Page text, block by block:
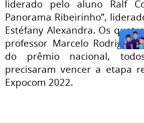
liderado pelo aluno Ralf
Panorama Ribeirinho”,
Estéfany Alexandra. Os
professor Marcelo Rodrigo.
do prêmio nacional,
precisaram vencer a etapa
Expocom 2022.